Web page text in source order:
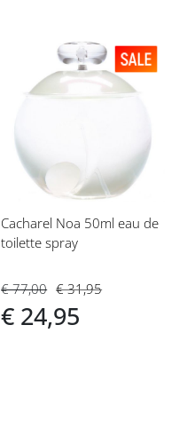
Voeg
toe
Cacharel Noa 50ml eau de
toilette spray
€ 77,00
€ 24,95
€ 31,95